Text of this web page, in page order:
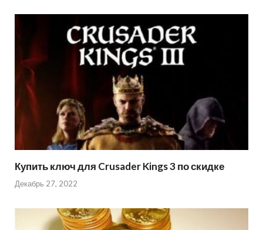
Купить ключ для Crusader Kings 3 по скидке
Декабрь 27, 2022